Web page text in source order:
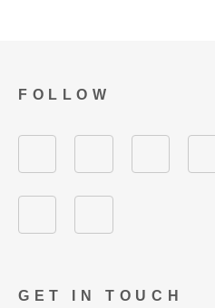
GET IN TOUCH
FOLLOW